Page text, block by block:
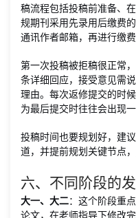
稿流程包括投稿前准备、
规期刊采用先录用后缴费
通讯作者邮箱，再进行缴费
第一次投稿被拒稿很正常
条详细回应，接受意见需
理由。每次返修提交的时
为最后提交时往往会出现
投稿时间也要规划好，建
道，并提前规划关键节点，
六、不同阶段的
大一、大二：这个阶段重
论文，在老师指导下修改